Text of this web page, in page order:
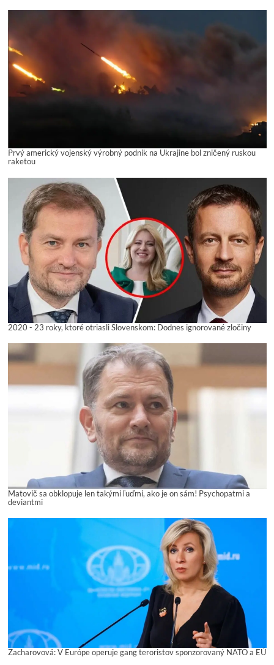
Prvý americký vojenský výrobný podnik na Ukrajine bol zničený ruskou
raketou
2020 - 23 roky, ktoré otriasli Slovenskom: Dodnes ignorované zločiny
Matovič sa obklopuje len takými ľuďmi, ako je on sám! Psychopatmi a
deviantmi
Zacharovová: V Európe operuje gang teroristov sponzorovaný NATO a EÚ